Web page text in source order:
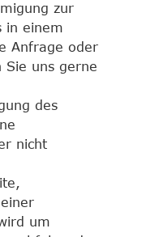
zur
in einem
Anfrage oder
Sie uns gerne
des
nicht
um